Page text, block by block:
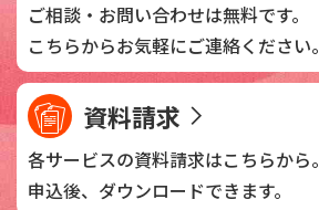
ご相談・お問い合わせは無料です。
こちらからお気軽にご連絡ください。
資料請求
各サービスの資料請求はこちらから。
申込後、 ダウンロードできます。